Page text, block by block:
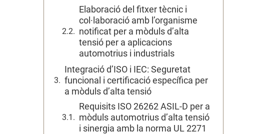
Elaboració del fitxer tècnic i
col·laboració amb l’organisme
notificat per a mòduls d’alta
tensió per a aplicacions
automotrius i industrials
Integració d’ISO i IEC: Seguretat
funcional i certificació específica per
a mòduls d’alta tensió
Requisits ISO 26262 ASIL-D per a
mòduls automotrius d’alta tensió
i sinergia amb la norma UL 2271